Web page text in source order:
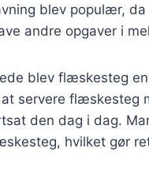
blev populær,
andre opgaver i
blev flæskesteg
servere flæskesteg
den dag i dag.
hvilket gør